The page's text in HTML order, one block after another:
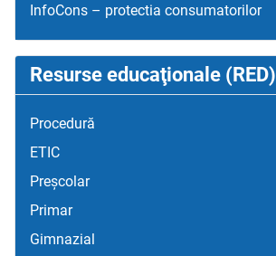
InfoCons – protectia consumatorilor
Resurse educaţionale (RED)
Procedură
ETIC
Preșcolar
Primar
Gimnazial